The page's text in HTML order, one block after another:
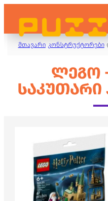
მთავარი კონსტრუქტორები
ᲚᲔᲒᲝ
ᲡᲐᲙᲣᲗᲐᲠᲘ